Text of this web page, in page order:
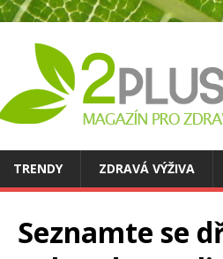
TRENDY ZDRAVÁ VÝŽIVA
Seznamte se